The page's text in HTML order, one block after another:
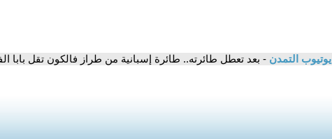
يوتيوب التمدن - بعد تعطل طائرته.. طائرة إسبانية من طراز فالكون تقل بابا